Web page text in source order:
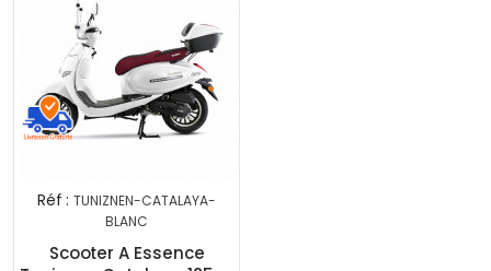
Réf : TUNIZNEN-CATALAYA-
BLANC
Scooter A Essence